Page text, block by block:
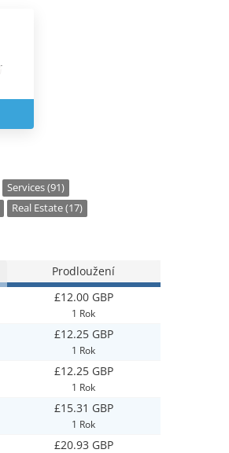
Services (91)
Real Estate (17)
Prodloužení
£12.00 GBP
1 Rok
£12.25 GBP
1 Rok
£12.25 GBP
1 Rok
£15.31 GBP
1 Rok
£20.93 GBP